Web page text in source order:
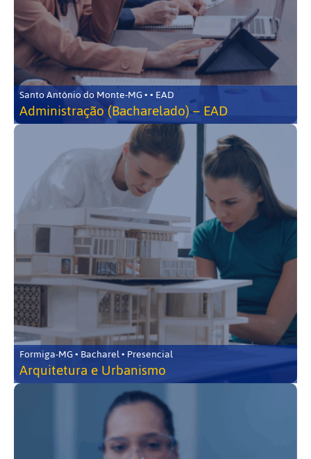
Santo Antônio do Monte-MG • • EAD
Administração (Bacharelado) – EAD
Formiga-MG • Bacharel • Presencial
Arquitetura e Urbanismo